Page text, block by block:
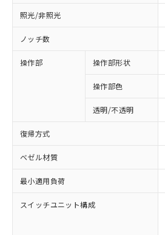
照光/非照光
ノッチ数
操作部 操作部形状
操作部色
透明/不透明
復帰方式
ベゼル材質
最小適用負荷
スイッチユニット構成